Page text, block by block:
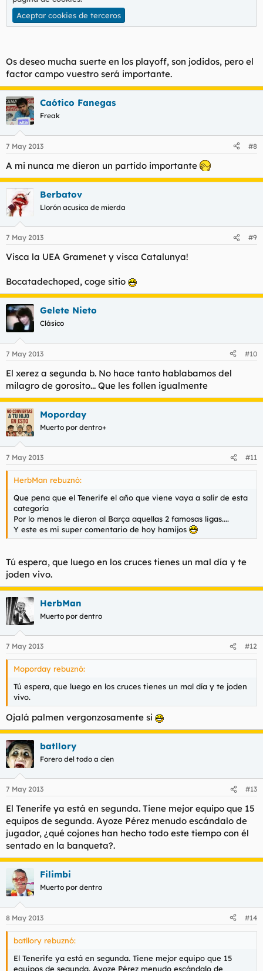
Aceptar cookies de terceros
Os deseo mucha suerte en los playoff, son jodidos, pero el
factor campo vuestro será importante.
Caótico Fanegas
Freak
7 May 2013 #8
A mi nunca me dieron un partido importante
Berbatov
Llorón acusica de mierda
7 May 2013 #9
Visca la UEA Gramenet y visca Catalunya!
Bocatadechoped, coge sitio
Gelete Nieto
Clásico
7 May 2013 #10
El xerez a segunda b. No hace tanto hablabamos del
milagro de gorosito... Que les follen igualmente
Moporday
Muerto por dentro+
7 May 2013 #11
HerbMan rebuznó:
Que pena que el Tenerife el año que viene vaya a salir de esta
categoría
Por lo menos le dieron al Barça aquellas 2 famosas ligas....
Y este es mi super comentario de hoy hamijos
Tú espera, que luego en los cruces tienes un mal día y te
joden vivo.
HerbMan
Muerto por dentro
7 May 2013 #12
Moporday rebuznó:
Tú espera, que luego en los cruces tienes un mal día y te joden
vivo.
Ojalá palmen vergonzosamente si
batllory
Forero del todo a cien
7 May 2013 #13
El Tenerife ya está en segunda. Tiene mejor equipo que 15
equipos de segunda. Ayoze Pérez menudo escándalo de
jugador, ¿qué cojones han hecho todo este tiempo con él
sentado en la banqueta?.
Filimbi
Muerto por dentro
8 May 2013 #14
batllory rebuznó:
El Tenerife ya está en segunda. Tiene mejor equipo que 15
equipos de segunda. Ayoze Pérez menudo escándalo de